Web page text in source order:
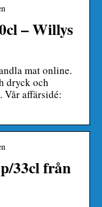
– Willys
mat online.
dryck och
affärsidé:
33cl från